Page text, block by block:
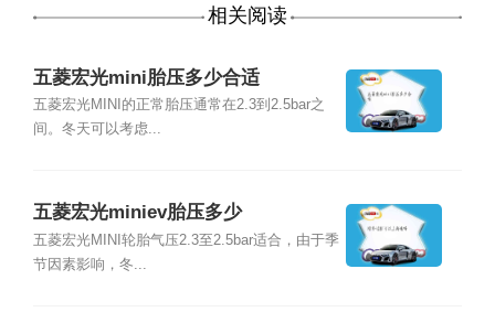
相关阅读
五菱宏光mini胎压多少合适
五菱宏光MINI的正常胎压通常在2.3到2.5bar之
间。冬天可以考虑...
五菱宏光miniev胎压多少
五菱宏光MINI轮胎气压2.3至2.5bar适合，由于季
节因素影响，冬...